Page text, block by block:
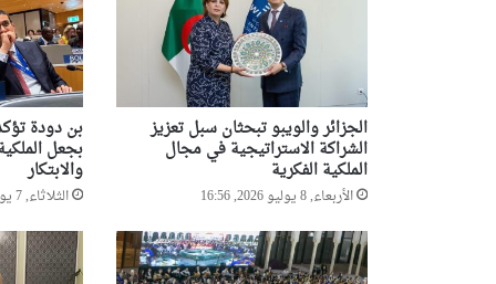
الجزائر والويبو تبحثان سبل تعزيز
الشراكة الاستراتيجية في مجال
الملكية الفكرية
الأربعاء, 8 يوليو 2026, 16:56
بن دودة
بجعل
والابتكار
الثلاثاء, 7 يوليو 2026, 19:18